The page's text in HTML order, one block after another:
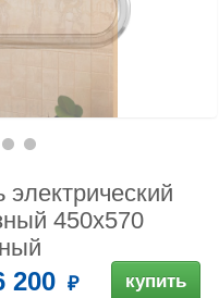
450x570
200 купить